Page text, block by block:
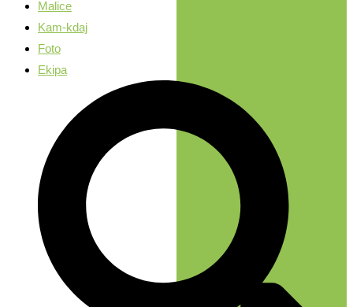
Malice
Kam-kdaj
Foto
Ekipa